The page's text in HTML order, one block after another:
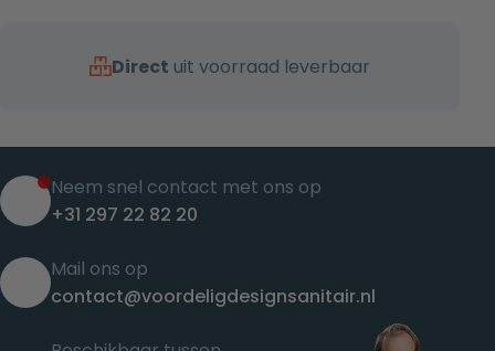
Direct uit voorraad leverbaar
Neem snel contact met ons op
+31 297 22 82 20
Mail ons op
contact@voordeligdesignsanitair.nl